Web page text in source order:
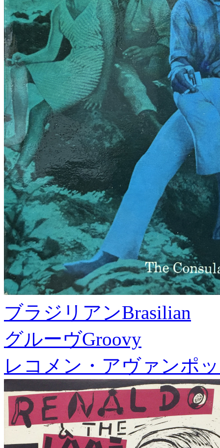
ブラジリアンBrasilian
グルーヴGroovy
レコメン・アヴァンポ